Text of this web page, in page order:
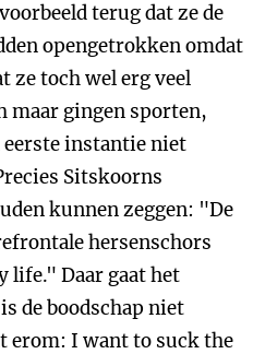
terug dat ze de
opengetrokken omdat
ze toch wel erg veel
maar gingen sporten,
eerste instantie niet
Sitskoorns
kunnen zeggen: "De
hersenschors
life." Daar gaat het
de boodschap niet
erom: I want to suck the